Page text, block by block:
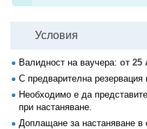
Условия
Валидност на ваучера: от 25
С предварителна резервация
Необходимо е да
при настаняване.
Доплащане за настаняване в